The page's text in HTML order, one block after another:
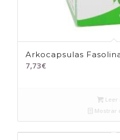
Arkocapsulas
7,73€
Leer
Mostrar